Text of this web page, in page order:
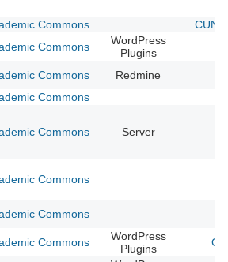
Commons
Commons
WordPress
Plugins
Commons
Redmine
Commons
Commons Server
Commons
Commons
Commons
WordPress
Plugins